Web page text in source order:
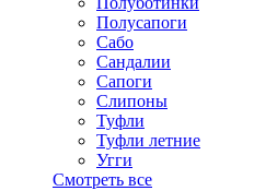
Полусапоги
Сабо
Сандалии
Сапоги
Слипоны
Туфли
Туфли летние
Угги
Смотреть все